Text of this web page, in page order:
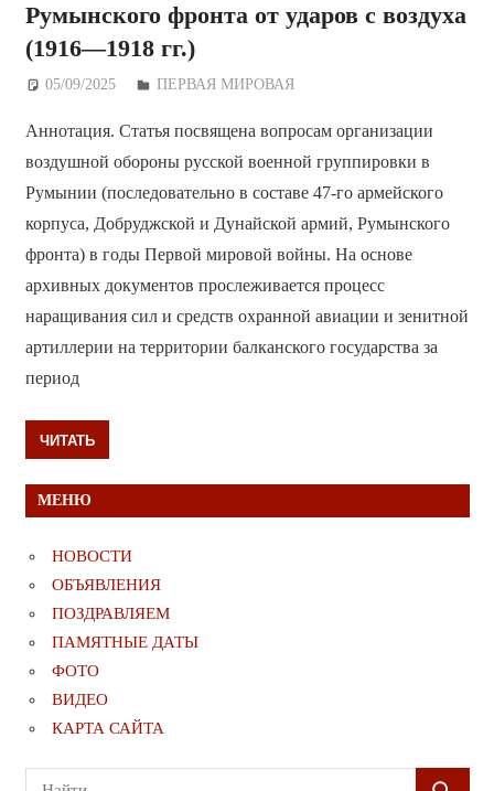
Румынского фронта от ударов с воздуха
(1916—1918 гг.)
05/09/2025 Дежурный по Редакции
ПЕРВАЯ МИРОВАЯ
Аннотация. Статья посвящена вопросам организации
воздушной обороны русской военной группировки в
Румынии (последовательно в составе 47-го армейского
корпуса, Добруджской и Дунайской армий, Румынского
фронта) в годы Первой мировой войны. На основе
архивных документов прослеживается процесс
наращивания сил и средств охранной авиации и зенитной
артиллерии на территории балканского государства за
период
ЧИТАТЬ
МЕНЮ
НОВОСТИ
ОБЪЯВЛЕНИЯ
ПОЗДРАВЛЯЕМ
ПАМЯТНЫЕ ДАТЫ
ФОТО
ВИДЕО
КАРТА САЙТА
Поиск